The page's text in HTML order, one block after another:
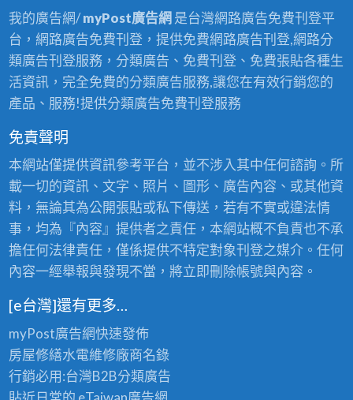
我的廣告網/myPost廣告網是台灣網路廣告免費刊登平
台，網路廣告免費刊登，提供免費網路廣告刊登,網路分
類廣告刊登服務，分類廣告、免費刊登、免費張貼各種生
活資訊，完全免費的分類廣告服務,讓您在有效行銷您的
產品、服務!提供分類廣告免費刊登服務
免責聲明
本網站僅提供資訊參考平台，並不涉入其中任何諮詢。所
載一切的資訊、文字、照片、圖形、廣告內容、或其他資
料，無論其為公開張貼或私下傳送，若有不實或違法情
事，均為『內容』提供者之責任，本網站概不負責也不承
擔任何法律責任，僅係提供不特定對象刊登之媒介。任何
內容一經舉報與發現不當，將立即刪除帳號與內容。
[e台灣]還有更多…
myPost廣告網快速發佈
房屋修繕水電維修廠商名錄
行銷必用:台灣B2B分類廣告